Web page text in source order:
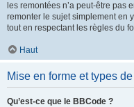
les remontées n’a peut-être pas
remonter le sujet simplement en
tout en respectant les règles du
Haut
Mise en forme et types
Qu’est-ce que le BBCode ?